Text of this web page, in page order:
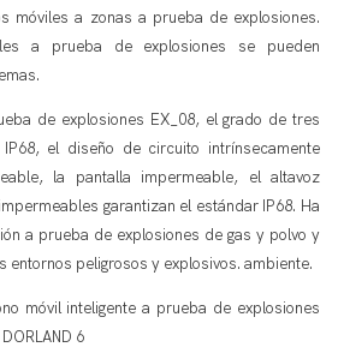
móviles a zonas a prueba de explosiones.
a prueba de explosiones se pueden
de explosiones EX_08, el grado de tres
el diseño de circuito intrínsecamente
la pantalla impermeable, el altavoz
garantizan el estándar IP68. Ha
a prueba de explosiones de gas y polvo y
entornos peligrosos y explosivos. ambiente.